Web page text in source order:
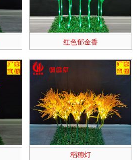
红色郁金香
稻穗灯